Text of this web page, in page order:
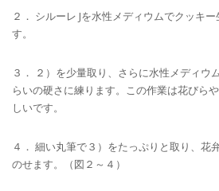
２． シルーレ Jを水性メディウムでクッキ
す。
３． ２）を少量取り、さらに水性メディウ
らいの硬さに練ります。この作業は花びら
しいです。
４． 細い丸筆で３）をたっぷりと取り、花
のせます。（図２～４）